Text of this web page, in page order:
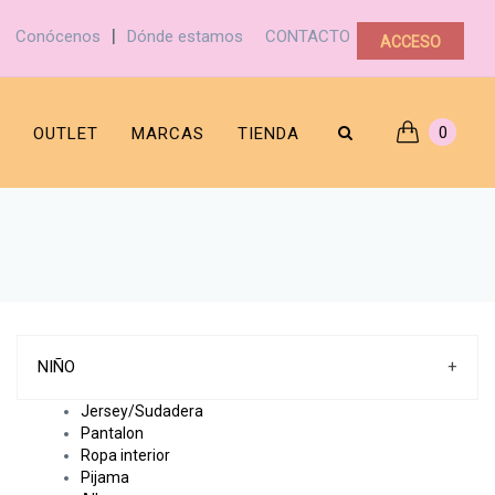
Conócenos | Dónde estamos CONTACTO ACCESO
OUTLET MARCAS TIENDA 0
NIÑO +
Jersey/Sudadera
Pantalon
Ropa interior
Pijama